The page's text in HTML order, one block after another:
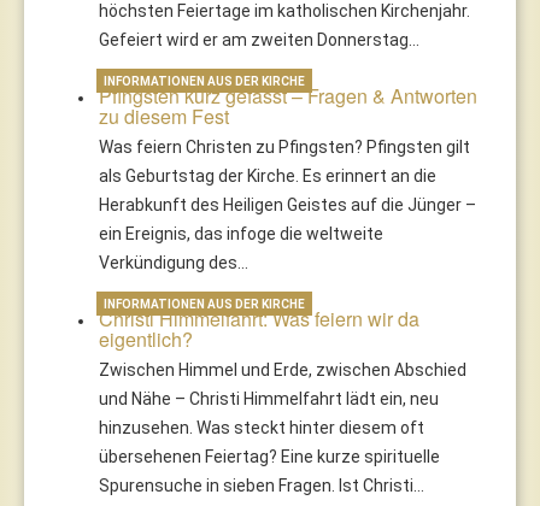
höchsten Feiertage im katholischen Kirchenjahr.
Gefeiert wird er am zweiten Donnerstag…
Pfingsten kurz gefasst – Fragen & Antworten
zu diesem Fest
Was feiern Christen zu Pfingsten? Pfingsten gilt
als Geburtstag der Kirche. Es erinnert an die
Herabkunft des Heiligen Geistes auf die Jünger –
ein Ereignis, das infoge die weltweite
Verkündigung des…
INFORMATIONEN AUS DER KIRCHE
Christi Himmelfahrt: Was feiern wir da
eigentlich?
Zwischen Himmel und Erde, zwischen Abschied
und Nähe – Christi Himmelfahrt lädt ein, neu
hinzusehen. Was steckt hinter diesem oft
übersehenen Feiertag? Eine kurze spirituelle
Spurensuche in sieben Fragen. Ist Christi…
INFORMATIONEN AUS DER KIRCHE